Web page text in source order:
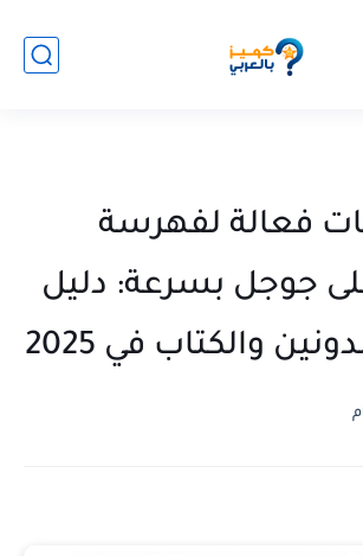
فعالة لفهرسة
جوجل بسرعة: دليل
والكتاب في 2025